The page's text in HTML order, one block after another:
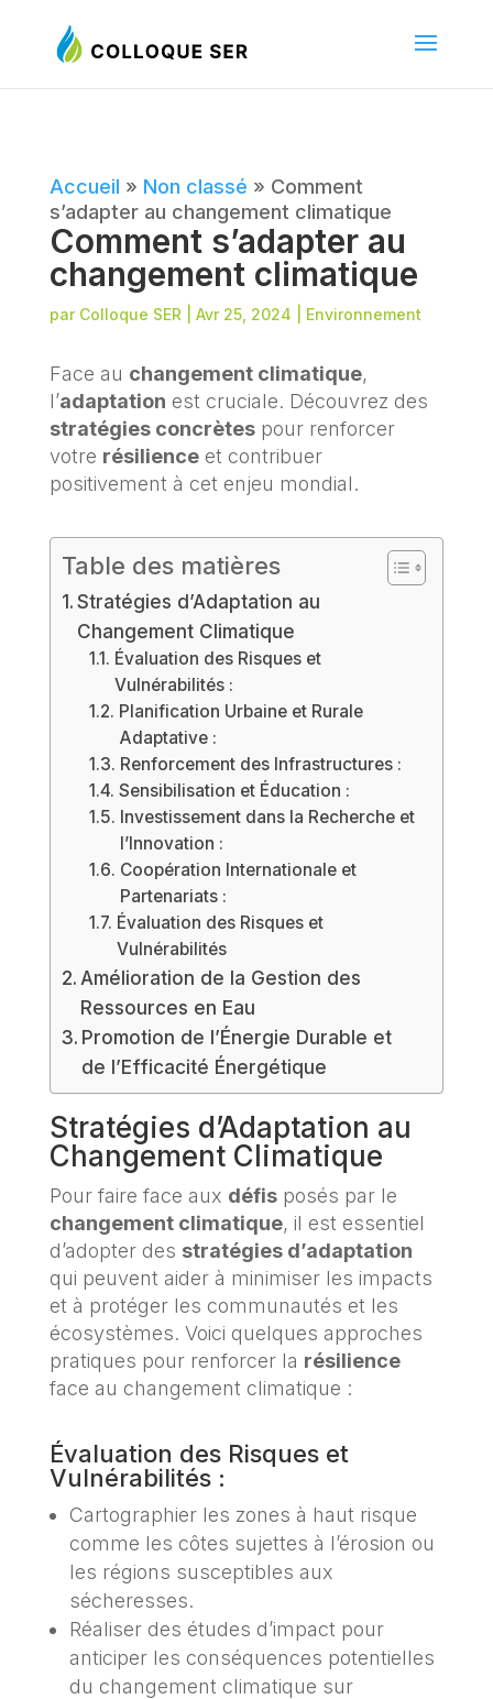
Accueil » Non classé » Comment
s’adapter au changement climatique
Comment s’adapter au
changement climatique
par Colloque SER Avr 25, 2024 Environnement
Face au changement climatique,
l’adaptation est cruciale. Découvrez des
stratégies concrètespour renforcer
votre résilienceet contribuer
positivement à cet enjeu mondial.
Table des matières
Stratégies d’Adaptation au
Changement Climatique
Évaluation des Risques et
Vulnérabilités :
Planification Urbaine et Rurale
Adaptative :
Renforcement des Infrastructures :
Sensibilisation et Éducation :
Investissement dans la Recherche et
l’Innovation :
Coopération Internationale et
Partenariats :
Évaluation des Risques et
Vulnérabilités
Amélioration de la Gestion des
Ressources en Eau
Promotion de l’Énergie Durable et
de l’Efficacité Énergétique
Stratégies d’Adaptation au
Changement Climatique
Pour faire face aux défisposés par le
changement climatique, il est essentiel
d’adopter des stratégies d’adaptation
qui peuvent aider à minimiser les impacts
et à protéger les communautés et les
écosystèmes. Voici quelques approches
pratiques pour renforcer la résilience
face au changement climatique :
Évaluation des Risques et
Vulnérabilités :
Cartographier les zones à haut risque
comme les côtes sujettes à l’érosion ou
les régions susceptibles aux
sécheresses.
Réaliser des études d’impact pour
anticiper les conséquences potentielles
du changement climatique sur